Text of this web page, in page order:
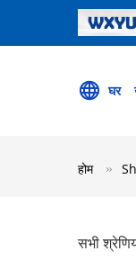
घर
होम
सभी